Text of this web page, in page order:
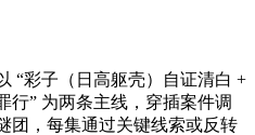
“彩子（日高躯壳）自证清白 +
行” 为两条主线，穿插案件调
团，每集通过关键线索或反转